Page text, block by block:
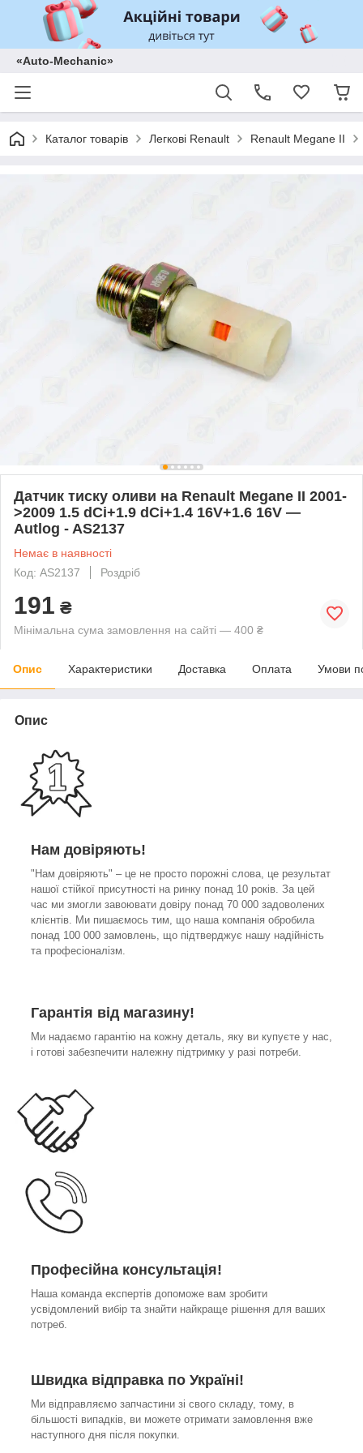
«Auto-Mechanic»
Каталог товарів Легкові Renault Renault Megane II
Датчик тиску оливи на Renault Megane II 2001-
>2009 1.5 dCi+1.9 dCi+1.4 16V+1.6 16V —
Autlog - AS2137
Немає в наявності
Код: AS2137
Роздріб
191 ₴
Мінімальна сума замовлення на сайті — 400 ₴
Опис Характеристики Доставка Оплата Умови
Опис
Нам довіряють!
"Нам довіряють" – це не просто порожні слова, це результат
нашої стійкої присутності на ринку понад 10 років. За цей
час ми змогли завоювати довіру понад 70 000 задоволених
клієнтів. Ми пишаємось тим, що наша компанія обробила
понад 100 000 замовлень, що підтверджує нашу надійність
та професіоналізм.
Гарантія від магазину!
Ми надаємо гарантію на кожну деталь, яку ви купуєте у нас,
і готові забезпечити належну підтримку у разі потреби.
Професійна консультація!
Наша команда експертів допоможе вам зробити
усвідомлений вибір та знайти найкраще рішення для ваших
потреб.
Швидка відправка по Україні!
Ми відправляємо запчастини зі свого складу, тому, в
більшості випадків, ви можете отримати замовлення вже
наступного дня після покупки.